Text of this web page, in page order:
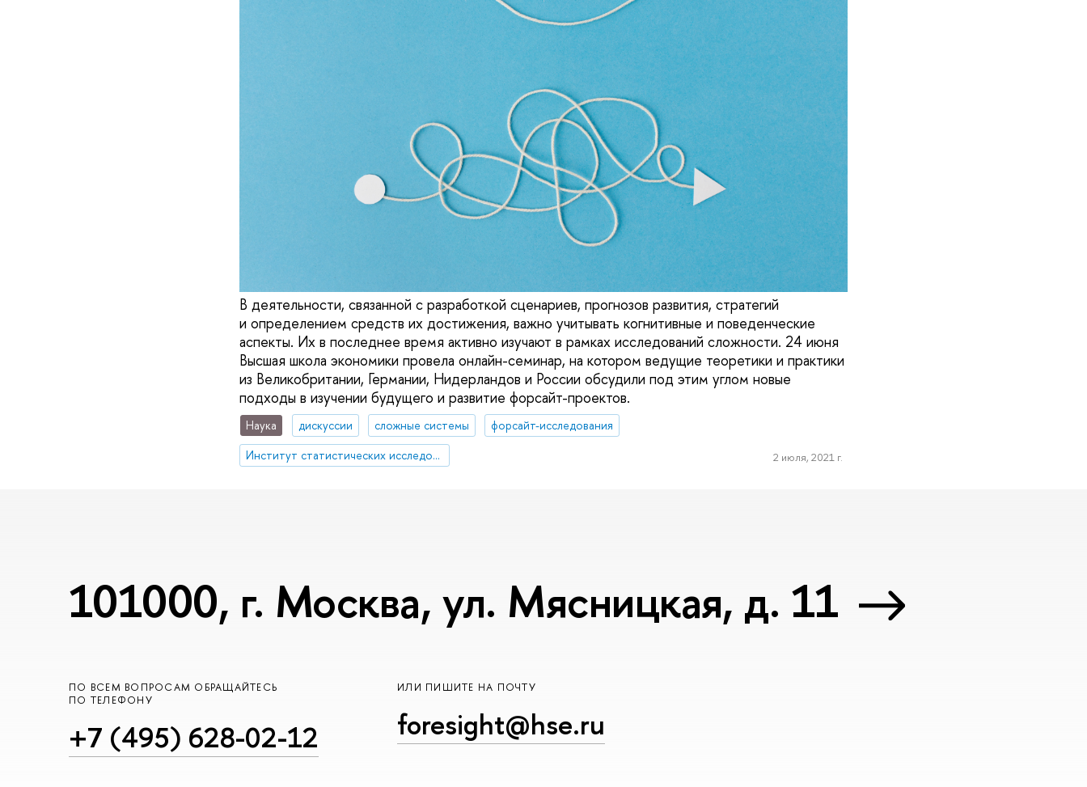
В деятельности, связанной с разработкой сценариев, прогнозов развития, стратегий
и определением средств их достижения, важно учитывать когнитивные и поведенческие
аспекты. Их в последнее время активно изучают в рамках исследований сложности. 24 июня
Высшая школа экономики провела онлайн-семинар, на котором ведущие теоретики и практики
из Великобритании, Германии, Нидерландов и России обсудили под этим углом новые
подходы в изучении будущего и развитие форсайт-проектов.
Наука дискуссии сложные системы
форсайт-исследования
Институт статистических исследований и экономики знаний
2 июля, 2021 г.
101000, г. Москва, ул. Мясницкая, д. 11
ПО ВСЕМ ВОПРОСАМ ОБРАЩАЙТЕСЬ
ПО ТЕЛЕФОНУ
+7 (495) 628-02-12
ИЛИ ПИШИТЕ НА ПОЧТУ
foresight@hse.ru